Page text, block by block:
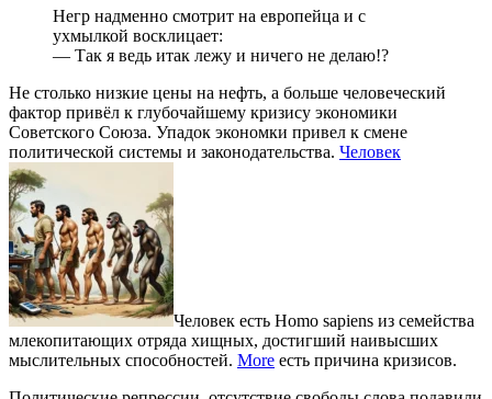
Негр надменно смотрит на европейца и с
ухмылкой восклицает:
— Так я ведь итак лежу и ничего не делаю!?
Не столько низкие цены на нефть, а больше человеческий
фактор привёл к глубочайшему кризису экономики
Советского Союза. Упадок экономки привел к смене
политической системы и законодательства. Человек
Человек есть Homo sapiens из семейства
млекопитающих отряда хищных, достигший наивысших
мыслительных способностей. More есть причина кризисов.